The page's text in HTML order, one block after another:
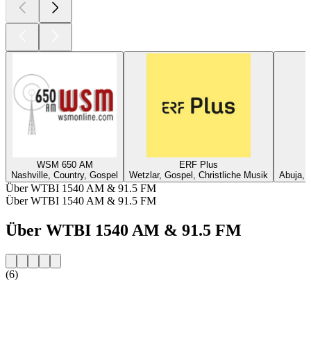
WSM 650 AM
Nashville, Country, Gospel
ERF Plus
Wetzlar, Gospel, Christliche Musik
Abuja,
Über WTBI 1540 AM & 91.5 FM
Über WTBI 1540 AM & 91.5 FM
Über WTBI 1540 AM & 91.5 FM
(6)